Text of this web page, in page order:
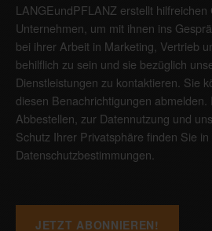
LANGEundPFLANZ erstellt
Unternehmen, um mit ihnen ins
bei ihrer Arbeit in Marketing, Vertrieb
behilflich zu sein und sie bezüglich
Dienstleistungen zu kontaktieren. Sie
diesen Benachrichtigungen abmelden.
Abbestellen, zur Datennutzung und
Schutz Ihrer Privatsphäre finden Sie in
Datenschutzbestimmungen